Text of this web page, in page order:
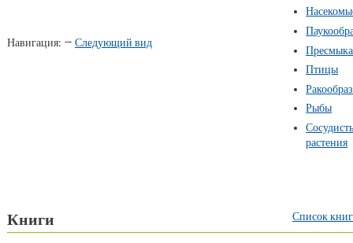
Навигация: → Следующий вид
Птицы
Рыбы
растения
Книги Список книг